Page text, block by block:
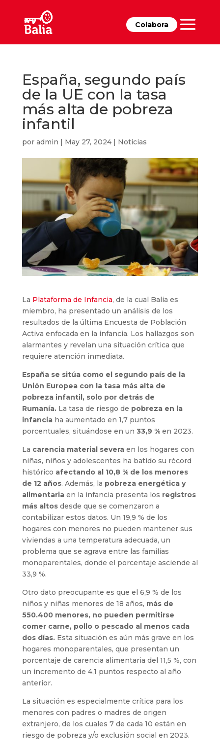
Colabora
España, segundo país
de la UE con la tasa
más alta de pobreza
infantil
por admin | May 27, 2024| Noticias
La Plataforma de Infancia, de la cual Balia es
miembro, ha presentado un análisis de los
resultados de la última Encuesta de Población
Activa enfocada en la infancia. Los hallazgos son
alarmantes y revelan una situación crítica que
requiere atención inmediata.
España se sitúa como el segundo país de la
Unión Europea con la tasa más alta de
pobreza infantil, solo por detrás de
Rumanía.La tasa de riesgo de pobreza en la
infanciaha aumentado en 1,7 puntos
porcentuales, situándose en un 33,9 %en 2023.
La carencia material severaen los hogares con
niñas, niños y adolescentes ha batido su récord
histórico afectando al 10,8 % de los menores
de 12 años. Además, la pobreza energética y
alimentariaen la infancia presenta los registros
más altosdesde que se comenzaron a
contabilizar estos datos. Un 19,9 % de los
hogares con menores no pueden mantener sus
viviendas a una temperatura adecuada, un
problema que se agrava entre las familias
monoparentales, donde el porcentaje asciende al
33,9 %.
Otro dato preocupante es que el 6,9 % de los
niños y niñas menores de 18 años, más de
550.400 menores, no pueden permitirse
comer carne, pollo o pescado al menos cada
dos días.Esta situación es aún más grave en los
hogares monoparentales, que presentan un
porcentaje de carencia alimentaria del 11,5 %, con
un incremento de 4,1 puntos respecto al año
anterior.
La situación es especialmente crítica para los
menores con padres o madres de origen
extranjero, de los cuales 7 de cada 10 están en
riesgo de pobreza y/o exclusión social en 2023.